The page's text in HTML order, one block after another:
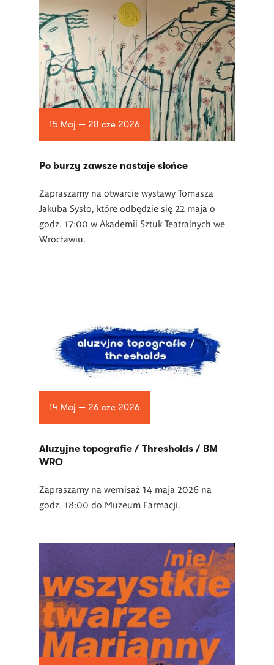
15 Maj — 28 cze 2026
Po burzy zawsze nastaje słońce
Zapraszamy na otwarcie wystawy Tomasza
Jakuba Sysło, które odbędzie się 22 maja o
godz. 17:00 w Akademii Sztuk Teatralnych we
Wrocławiu.
14 Maj — 26 cze 2026
Aluzyjne topografie / Thresholds / BM
WRO
Zapraszamy na wernisaż 14 maja 2026 na
godz. 18:00 do Muzeum Farmacji.